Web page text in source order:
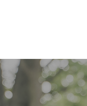
へ
ス
キ
ッ
ョ
ン
に
移